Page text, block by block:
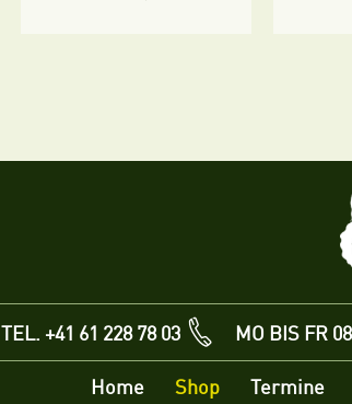
TEL. +41 61 228 78 03 MO BIS FR
Home Shop Termine